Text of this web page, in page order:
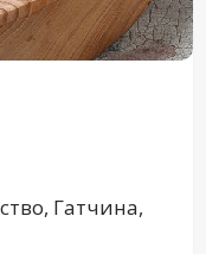
Гатчина,